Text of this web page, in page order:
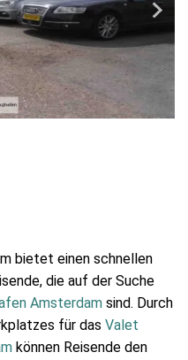
bietet einen schnellen
die auf der Suche
Amsterdam sind. Durch
für das Valet
können Reisende den